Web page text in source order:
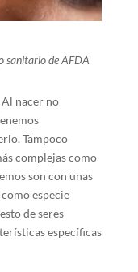
sanitario de AFDA
Al nacer no
Tampoco
complejas como
son con unas
especie
de seres
específicas